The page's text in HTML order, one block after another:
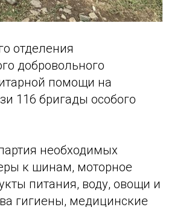
отделения
добровольного
помощи на
116 бригады особого
необходимых
к шинам, моторное
питания, воду, овощи и
гигиены, медицинские